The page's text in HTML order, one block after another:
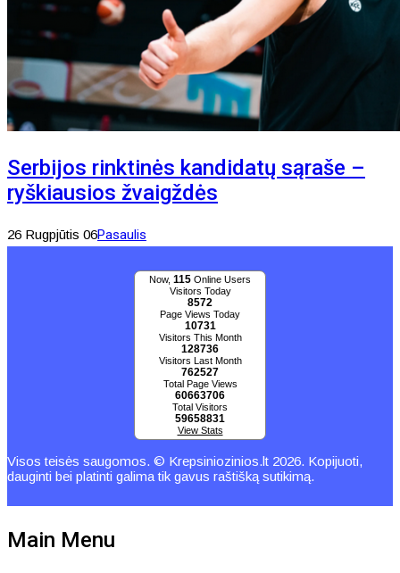
Serbijos rinktinės kandidatų sąraše –
ryškiausios žvaigždės
26 Rugpjūtis 06Pasaulis
Now, 115 Online Users
Visitors Today
8572
Page Views Today
10731
Visitors This Month
128736
Visitors Last Month
762527
Total Page Views
60663706
Total Visitors
59658831
View Stats
Visos teisės saugomos. © Krepsiniozinios.lt 2026. Kopijuoti,
dauginti bei platinti galima tik gavus raštišką sutikimą.
Main Menu